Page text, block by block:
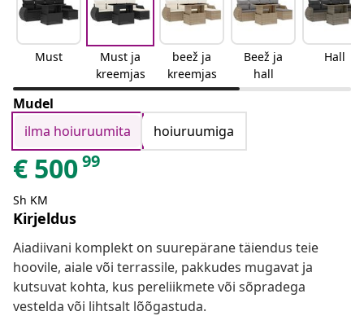
Must
Must ja
kreemjas
beež ja
kreemjas
Beež ja
hall
Hall
Mudel
ilma hoiuruumita
hoiuruumiga
€ 50099
Sh KM
Kirjeldus
Aiadiivani komplekt on suurepärane täiendus teie
hoovile, aiale või terrassile, pakkudes mugavat ja
kutsuvat kohta, kus pereliikmete või sõpradega
vestelda või lihtsalt lõõgastuda.